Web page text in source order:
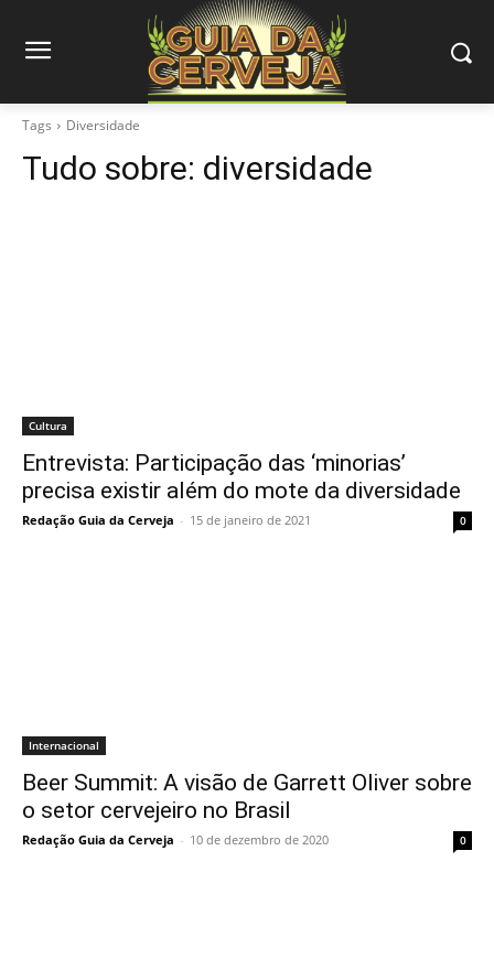
Tags Diversidade
Tudo sobre: diversidade
Cultura
Entrevista: Participação das ‘minorias’
precisa existir além do mote da diversidade
Redação Guia da Cerveja - 15 de janeiro de 2021 0
Internacional
Beer Summit: A visão de Garrett Oliver sobre
o setor cervejeiro no Brasil
Redação Guia da Cerveja - 10 de dezembro de 2020 0